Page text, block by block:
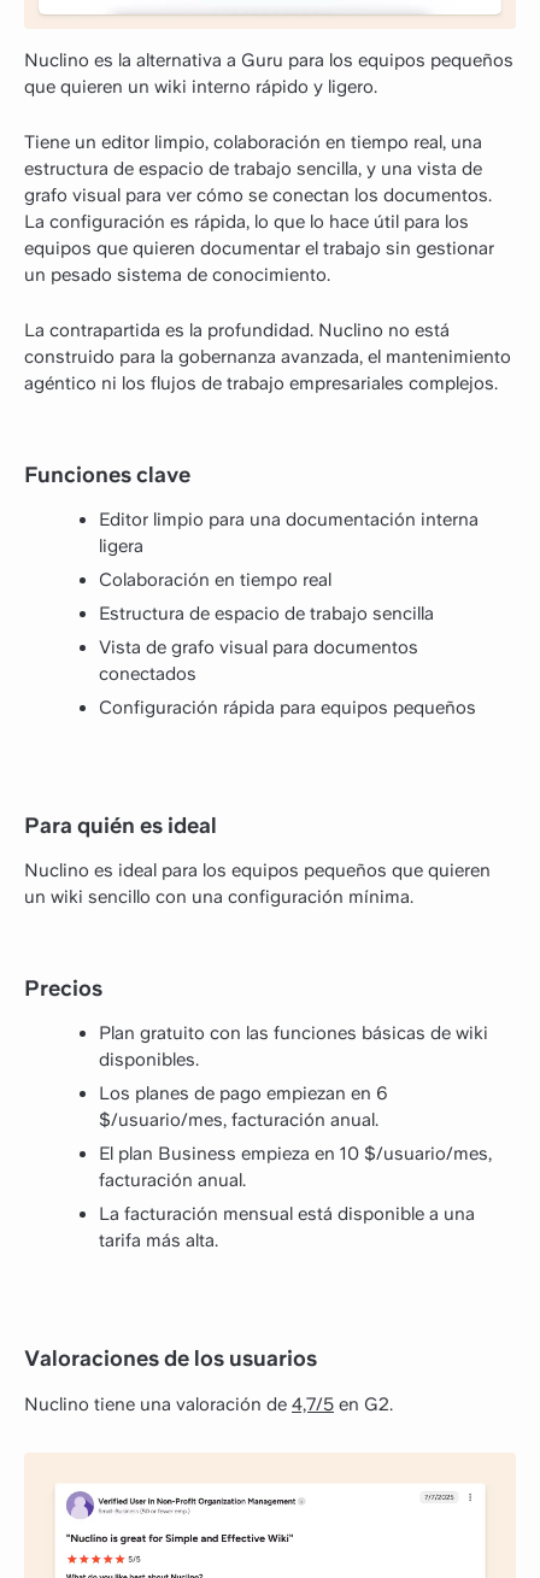
Nuclino es la alternativa a Guru para los equipos pequeños
que quieren un wiki interno rápido y ligero.
Tiene un editor limpio, colaboración en tiempo real, una
estructura de espacio de trabajo sencilla, y una vista de
grafo visual para ver cómo se conectan los documentos.
La configuración es rápida, lo que lo hace útil para los
equipos que quieren documentar el trabajo sin gestionar
un pesado sistema de conocimiento.
La contrapartida es la profundidad. Nuclino no está
construido para la gobernanza avanzada, el mantenimiento
agéntico ni los flujos de trabajo empresariales complejos.
Funciones clave
Editor limpio para una documentación interna
ligera
Colaboración en tiempo real
Estructura de espacio de trabajo sencilla
Vista de grafo visual para documentos
conectados
Configuración rápida para equipos pequeños
Para quién es ideal
Nuclino es ideal para los equipos pequeños que quieren
un wiki sencillo con una configuración mínima.
Precios
Plan gratuito con las funciones básicas de wiki
disponibles.
Los planes de pago empiezan en 6
$/usuario/mes, facturación anual.
El plan Business empieza en 10 $/usuario/mes,
facturación anual.
La facturación mensual está disponible a una
tarifa más alta.
Valoraciones de los usuarios
Nuclino tiene una valoración de 4,7/5 en G2.